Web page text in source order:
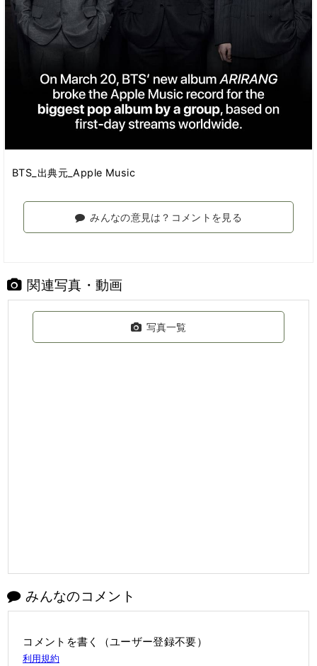
BTS_出典元_Apple Music
みんなの意見は？コメントを見る
関連写真・動画
写真一覧
みんなのコメント
コメントを書く（ユーザー登録不要）